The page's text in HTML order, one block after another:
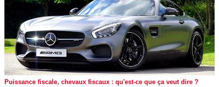
Puissance fiscale, chevaux fiscaux : qu'est-ce que ça veut dire ?